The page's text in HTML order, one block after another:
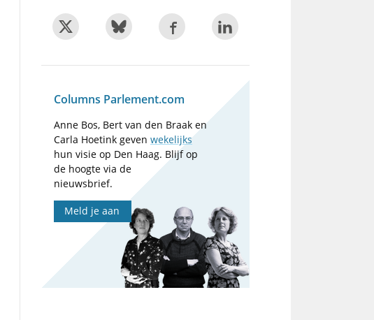
Columns Parlement.com
Anne Bos, Bert van den Braak en
Carla Hoetink gevenwekelijks
hun visie op Den Haag. Blijf op
de hoogte via de
nieuwsbrief.
Meld je aan